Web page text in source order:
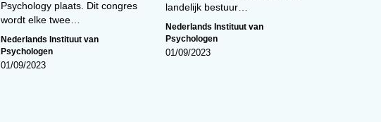
Psychology plaats. Dit congres
wordt elke twee…
Nederlands Instituut van
Psychologen
01/09/2023
landelijk bestuur…
Nederlands Instituut van
Psychologen
01/09/2023